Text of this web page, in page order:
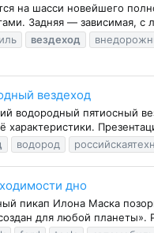
на шасси новейшего
Задняя — зависимая,
вездеход
вездеход
пятиосный
водород
дно
пикап Илона Маска
для любой